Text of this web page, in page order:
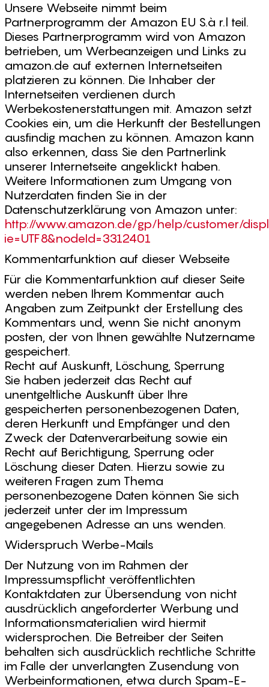
Unsere Webseite nimmt beim
Partnerprogramm der Amazon EU S.à r.l teil.
Dieses Partnerprogramm wird von Amazon
betrieben, um Werbeanzeigen und Links zu
amazon.de auf externen Internetseiten
platzieren zu können. Die Inhaber der
Internetseiten verdienen durch
Werbekostenerstattungen mit. Amazon setzt
Cookies ein, um die Herkunft der Bestellungen
ausfindig machen zu können. Amazon kann
also erkennen, dass Sie den Partnerlink
unserer Internetseite angeklickt haben.
Weitere Informationen zum Umgang von
Nutzerdaten finden Sie in der
Datenschutzerklärung von Amazon unter:
http://www.amazon.de/gp/help/customer/
ie=UTF8&nodeId=3312401
Kommentarfunktion auf dieser Webseite
Für die Kommentarfunktion auf dieser Seite
werden neben Ihrem Kommentar auch
Angaben zum Zeitpunkt der Erstellung des
Kommentars und, wenn Sie nicht anonym
posten, der von Ihnen gewählte Nutzername
gespeichert.
Recht auf Auskunft, Löschung, Sperrung
Sie haben jederzeit das Recht auf
unentgeltliche Auskunft über Ihre
gespeicherten personenbezogenen Daten,
deren Herkunft und Empfänger und den
Zweck der Datenverarbeitung sowie ein
Recht auf Berichtigung, Sperrung oder
Löschung dieser Daten. Hierzu sowie zu
weiteren Fragen zum Thema
personenbezogene Daten können Sie sich
jederzeit unter der im Impressum
angegebenen Adresse an uns wenden.
Widerspruch Werbe-Mails
Der Nutzung von im Rahmen der
Impressumspflicht veröffentlichten
Kontaktdaten zur Übersendung von nicht
ausdrücklich angeforderter Werbung und
Informationsmaterialien wird hiermit
widersprochen. Die Betreiber der Seiten
behalten sich ausdrücklich rechtliche Schritte
im Falle der unverlangten Zusendung von
Werbeinformationen, etwa durch Spam-E-